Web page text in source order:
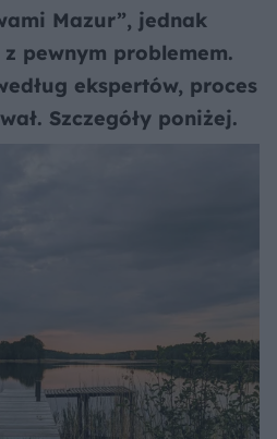
Mazur”, jednak
pewnym problemem.
ekspertów, proces
Szczegóły poniżej.